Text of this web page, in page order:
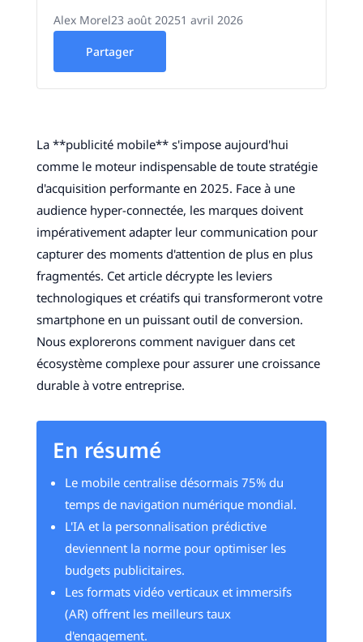
Alex Morel23 août 20251 avril 2026
Partager
La **publicité mobile** s'impose aujourd'hui
comme le moteur indispensable de toute stratégie
d'acquisition performante en 2025. Face à une
audience hyper-connectée, les marques doivent
impérativement adapter leur communication pour
capturer des moments d'attention de plus en plus
fragmentés. Cet article décrypte les leviers
technologiques et créatifs qui transformeront votre
smartphone en un puissant outil de conversion.
Nous explorerons comment naviguer dans cet
écosystème complexe pour assurer une croissance
durable à votre entreprise.
En résumé
Le mobile centralise désormais 75% du
temps de navigation numérique mondial.
L'IA et la personnalisation prédictive
deviennent la norme pour optimiser les
budgets publicitaires.
Les formats vidéo verticaux et immersifs
(AR) offrent les meilleurs taux
d'engagement.